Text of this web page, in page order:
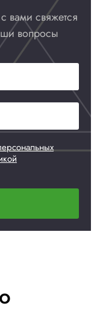
вами свяжется
вопросы